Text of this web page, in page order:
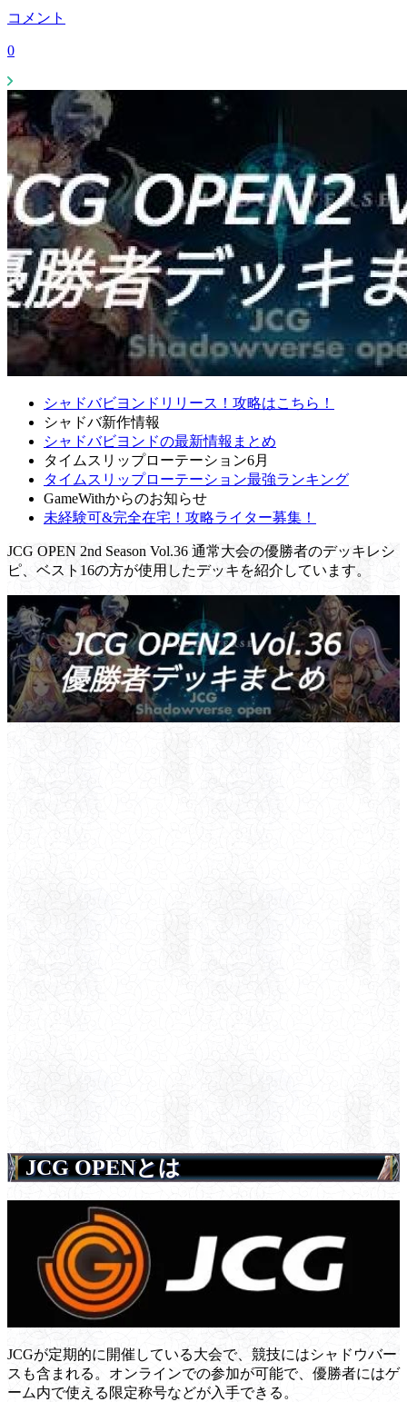
コメント
0
シャドバビヨンドリリース！攻略はこちら！
シャドバ新作情報
シャドバビヨンドの最新情報まとめ
タイムスリップローテーション6月
タイムスリップローテーション最強ランキング
GameWithからのお知らせ
未経験可&完全在宅！攻略ライター募集！
JCG OPEN 2nd Season Vol.36 通常大会の優勝者のデッキレシ
ピ、ベスト16の方が使用したデッキを紹介しています。
JCG OPENとは
JCGが定期的に開催している大会で、競技にはシャドウバー
スも含まれる。オンラインでの参加が可能で、優勝者にはゲ
ーム内で使える限定称号などが入手できる。